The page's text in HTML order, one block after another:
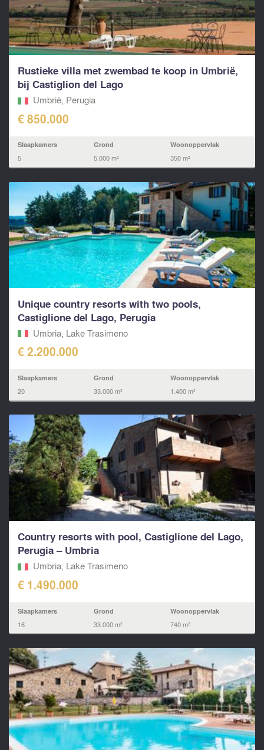
Rustieke villa met zwembad te koop in Umbrië,
bij Castiglion del Lago
Umbrië, Perugia
€ 850.000
Slaapkamers
5
Grond
5.000 m²
Woonoppervlak
350 m²
Unique country resorts with two pools,
Castiglione del Lago, Perugia
Umbria, Lake Trasimeno
€ 2.200.000
Slaapkamers
20
Grond
33.000 m²
Woonoppervlak
1.400 m²
Country resorts with pool, Castiglione del Lago,
Perugia – Umbria
Umbria, Lake Trasimeno
€ 1.490.000
Slaapkamers
16
Grond
33.000 m²
Woonoppervlak
740 m²